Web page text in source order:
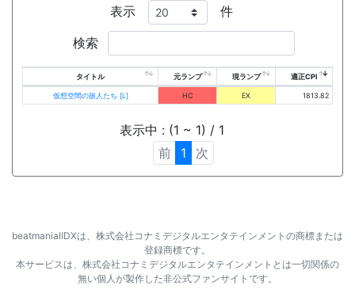
表示 件
検索
タイトル 元ランプ 現ランプ 適正CPI
仮想空間の旅人たち [L] HC EX 1813.82
表示中 : (1 ~ 1) / 1
前
1 次
beatmaniaⅡDXは、株式会社コナミデジタルエンタテインメントの商標または
登録商標です。
本サービスは、株式会社コナミデジタルエンタテインメントとは一切関係の
無い個人が製作した非公式ファンサイトです。